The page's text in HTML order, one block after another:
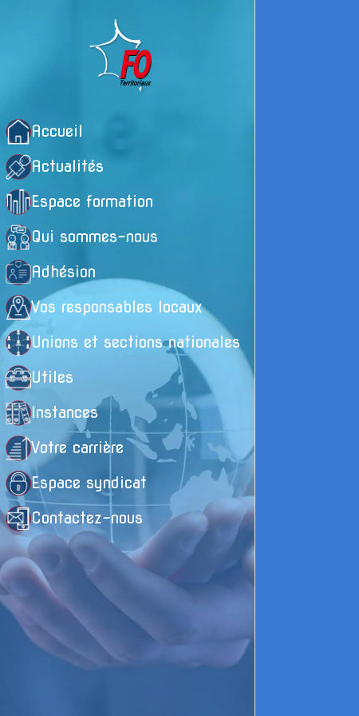
Accueil
Actualités
Espace formation
Qui sommes-nous
Adhésion
Vos responsables locaux
Unions et sections nationales
Utiles
Instances
Votre carrière
Espace syndicat
Contactez-nous